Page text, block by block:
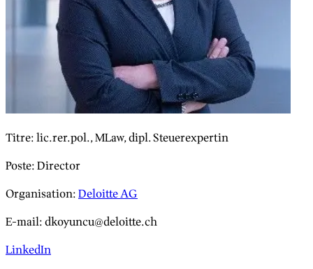
Titre:lic.rer.pol., MLaw, dipl. Steuerexpertin
Poste:Director
Organisation:Deloitte AG
E-mail:dkoyuncu@deloitte.ch
LinkedIn